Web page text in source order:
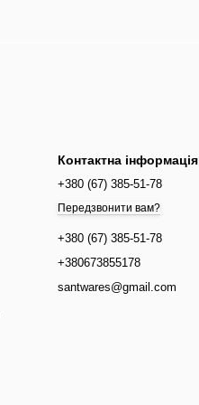
Контактна інформація
+380 (67) 385-51-78
Передзвонити вам?
+380 (67) 385-51-78
+380673855178
santwares@gmail.com